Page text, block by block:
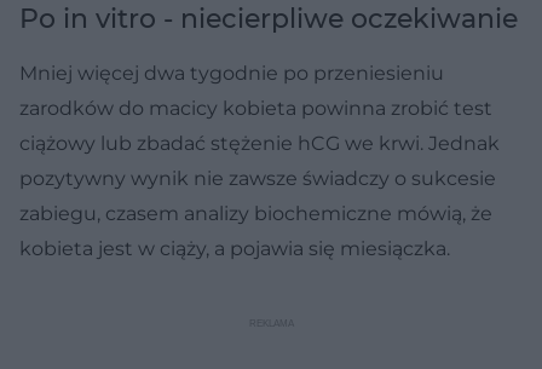
Po in vitro - niecierpliwe oczekiwanie
Mniej więcej dwa tygodnie po przeniesieniu
zarodków do macicy kobieta powinna zrobić test
ciążowy lub zbadać stężenie hCG we krwi. Jednak
pozytywny wynik nie zawsze świadczy o sukcesie
zabiegu, czasem analizy biochemiczne mówią, że
kobieta jest w ciąży, a pojawia się miesiączka.